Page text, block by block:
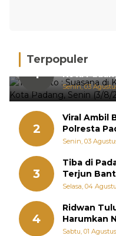
Terpopuler
1
Hujan
Kota
Senin, 03
2
Viral Ambil
Polresta
Sebenarnya
Senin, 03
3
Tiba di
Terjun
Selasa, 04
4
Ridwan
Harumkan
Diabadikan
Sabtu, 01